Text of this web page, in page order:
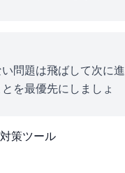
問題は飛ばして次に進
を最優先にしましょ
策ツール